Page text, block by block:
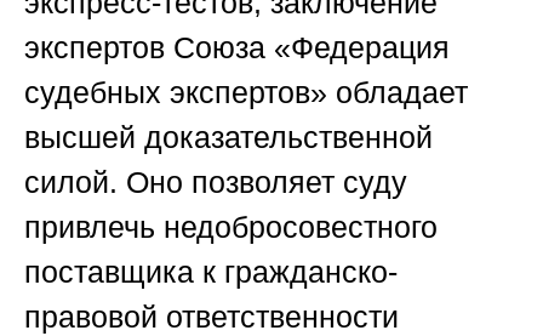
экспертов Союза «Федерация
судебных экспертов» обладает
высшей доказательственной
силой. Оно позволяет суду
привлечь недобросовестного
поставщика к гражданско-
правовой ответственности